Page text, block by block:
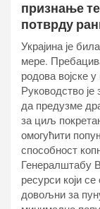
признање
потврду
Украјина је
мере.
родова војске
Руководство је
да предузме
за циљ
омогућити
способност
Генералштабу
ресурси који
довољни за